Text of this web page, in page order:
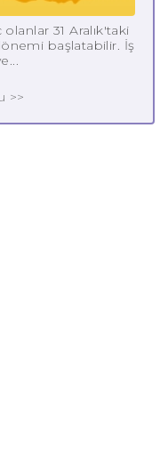
31 Aralık'taki
başlatabilir. İş
>>